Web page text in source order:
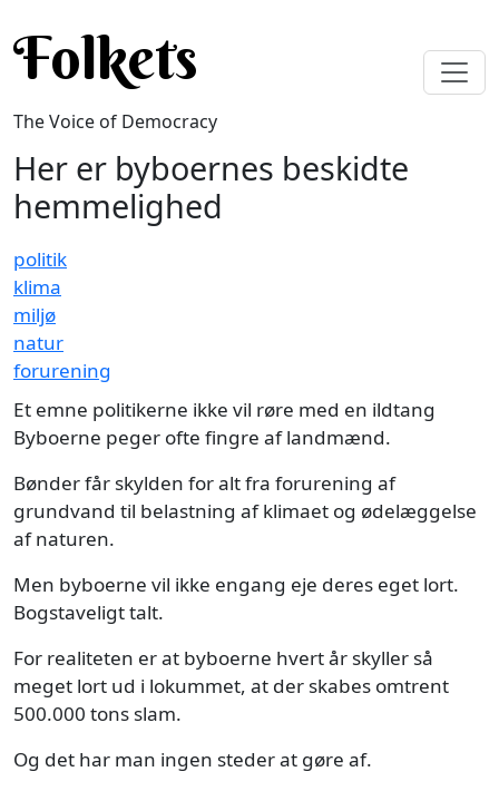
Folkets
The Voice of Democracy
Her er byboernes beskidte
hemmelighed
politik
klima
miljø
natur
forurening
Et emne politikerne ikke vil røre med en ildtang
Byboerne peger ofte fingre af landmænd.
Bønder får skylden for alt fra forurening af
grundvand til belastning af klimaet og ødelæggelse
af naturen.
Men byboerne vil ikke engang eje deres eget lort.
Bogstaveligt talt.
For realiteten er at byboerne hvert år skyller så
meget lort ud i lokummet, at der skabes omtrent
500.000 tons slam.
Og det har man ingen steder at gøre af.